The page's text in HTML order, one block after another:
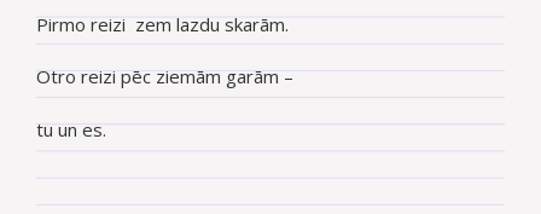
Pirmo reizi zem lazdu skarām.
Otro reizi pēc ziemām garām –
tu un es.